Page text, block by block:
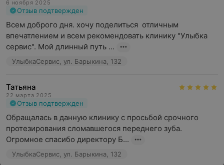
6 ноября 2025
Отзыв подтвержден
Всем доброго дня. хочу поделиться  отличным
впечатлением и всем рекомендовать клинику "Улыбка
сервис". Мой длинный путь ...
УлыбкаСервис, ул. Барыкина, 132
Татьяна
22 марта 2025
Отзыв подтвержден
Обращалась в данную клинику с просьбой срочного
протезирования сломавшегося переднего зуба.
Огромное спасибо директору Б...
УлыбкаСервис, ул. Барыкина, 132